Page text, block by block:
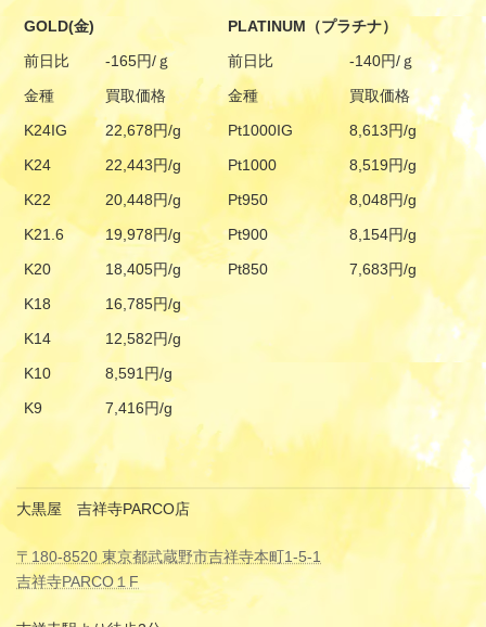
GOLD(金)
PLATINUM（プラチナ）
前日比
-165円/ｇ 前日比
-140円/ｇ
金種
買取価格 金種
買取価格
K24IG
22,678円/g Pt1000IG
8,613円/g
K24
22,443円/g Pt1000
8,519円/g
K22
20,448円/g Pt950
8,048円/g
K21.6
19,978円/g Pt900
8,154円/g
K20
18,405円/g Pt850
7,683円/g
K18
16,785円/g
K14
12,582円/g
K10
8,591円/g
K9
7,416円/g
大黒屋 吉祥寺PARCO店
〒180-8520 東京都武蔵野市吉祥寺本町1-5-1
吉祥寺PARCO１F